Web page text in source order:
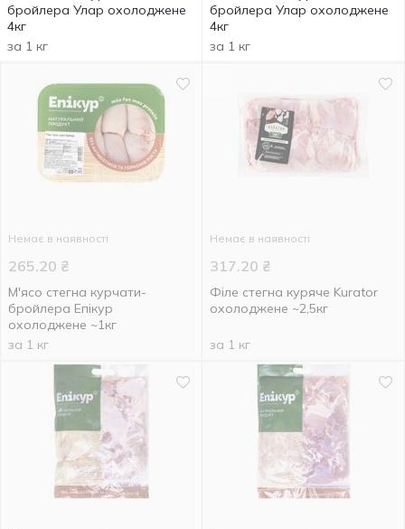
бройлера Улар охолоджене
4кг
за 1 кг
бройлера Улар охолоджене
4кг
за 1 кг
Немає в наявності
265.20 ₴
М'ясо стегна курчати-
бройлера Епікур
охолоджене ~1кг
за 1 кг
Немає в наявності
317.20 ₴
Філе стегна куряче Kurator
охолоджене ~2,5кг
за 1 кг